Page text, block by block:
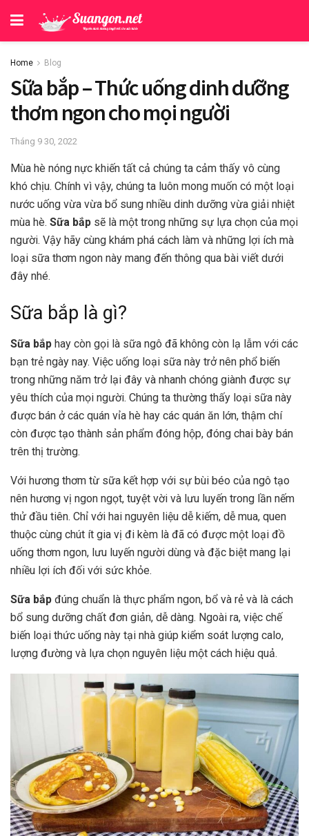
Home Blog
Sữa bắp – Thức uống dinh dưỡng
thơm ngon cho mọi người
Tháng 9 30, 2022
Mùa hè nóng nực khiến tất cả chúng ta cảm thấy vô cùng
khó chịu. Chính vì vậy, chúng ta luôn mong muốn có một loại
nước uống vừa vừa bổ sung nhiều dinh dưỡng vừa giải nhiệt
mùa hè. Sữa bắp sẽ là một trong những sự lựa chọn của mọi
người. Vậy hãy cùng khám phá cách làm và những lợi ích mà
loại sữa thơm ngon này mang đến thông qua bài viết dưới
đây nhé.
Sữa bắp là gì?
Sữa bắp hay còn gọi là sữa ngô đã không còn lạ lẫm với các
bạn trẻ ngày nay. Việc uống loại sữa này trở nên phổ biến
trong những năm trở lại đây và nhanh chóng giành được sự
yêu thích của mọi người. Chúng ta thường thấy loại sữa này
được bán ở các quán vỉa hè hay các quán ăn lớn, thậm chí
còn được tạo thành sản phẩm đóng hộp, đóng chai bày bán
trên thị trường.
Với hương thơm từ sữa kết hợp với sự bùi béo của ngô tạo
nên hương vị ngon ngọt, tuyệt vời và lưu luyến trong lần nếm
thử đầu tiên. Chỉ với hai nguyên liệu dễ kiếm, dễ mua, quen
thuộc cùng chút ít gia vị đi kèm là đã có được một loại đồ
uống thơm ngon, lưu luyến người dùng và đặc biệt mang lại
nhiều lợi ích đối với sức khỏe.
Sữa bắp đúng chuẩn là thực phẩm ngon, bổ và rẻ và là cách
bổ sung dưỡng chất đơn giản, dễ dàng. Ngoài ra, việc chế
biến loại thức uống này tại nhà giúp kiểm soát lượng calo,
lượng đường và lựa chọn nguyên liệu một cách hiệu quả.